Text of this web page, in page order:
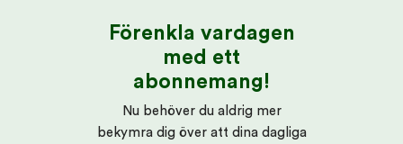
Förenkla vardagen
med ett
abonnemang!
Nu behöver du aldrig mer
bekymra dig över att dina dagliga